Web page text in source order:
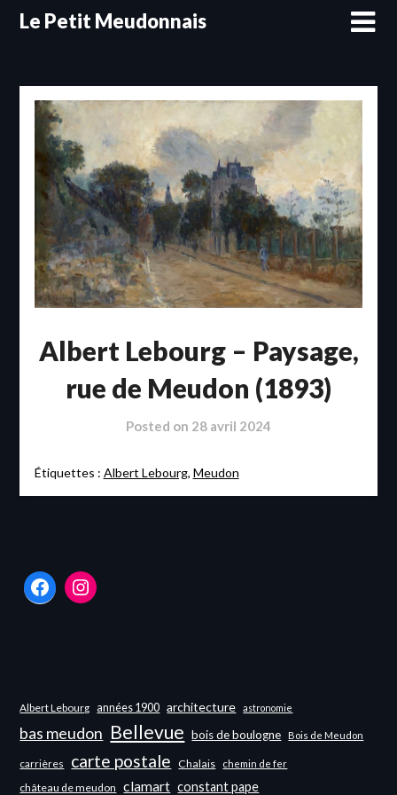
SkipLe Petit Meudonnais
Albert Lebourg – Paysage,
rue de Meudon (1893)
Posted on 28 avril 2024
Étiquettes : Albert Lebourg, Meudon
FacebookInstagram
Albert Lebourg années 1900 architecture astronomie
bas meudon Bellevue bois de boulogne Bois de Meudon
carrières carte postale Chalais chemin de fer
château de meudon clamart constant pape